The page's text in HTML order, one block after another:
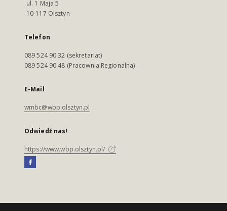
ul. 1 Maja 5
10-117 Olsztyn
Telefon
089 524 90 32 (sekretariat)
089 524 90 48 (Pracownia Regionalna)
E-Mail
wmbc@wbp.olsztyn.pl
Odwiedź nas!
https://www.wbp.olsztyn.pl/